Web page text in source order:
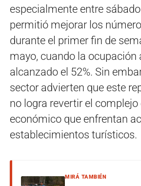
especialmente entre
permitió mejorar los
durante el primer fin de
mayo, cuando la ocupación
alcanzado el 52%. Sin
sector advierten que este
no logra revertir el complejo
económico que enfrentan
establecimientos turísticos.
MIRÁ TAMBIÉN